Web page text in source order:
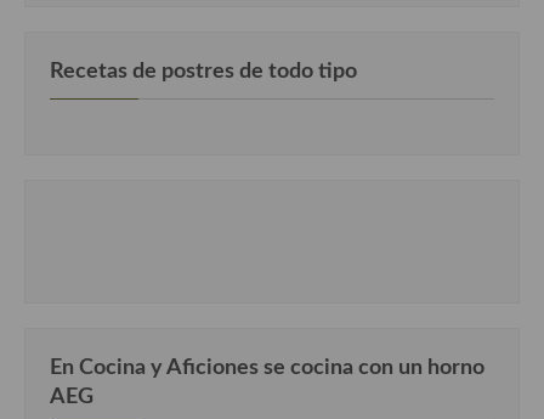
Recetas de postres de todo tipo
En Cocina y Aficiones se cocina con un horno
AEG